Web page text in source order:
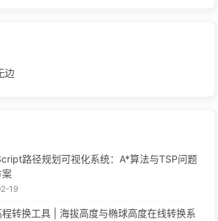
边
路径规划可视化系统：A*算法与TSP问题
案
19
转换工具 | 海拔高度与椭球高度在线转换系